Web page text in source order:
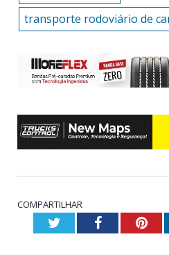
transporte rodoviário de
COMPARTILHAR
TwitterFacebook